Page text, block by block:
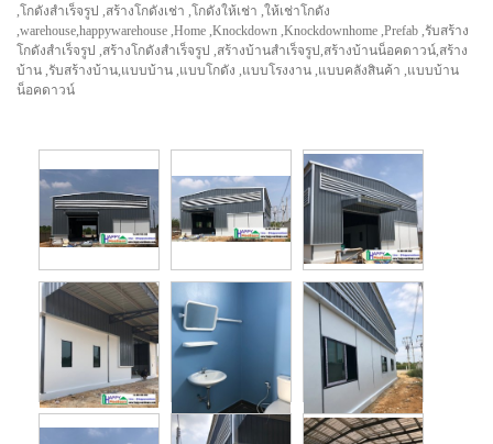
,โกดังสำเร็จรูป ,สร้างโกดังเช่า ,โกดังให้เช่า ,ให้เช่าโกดัง
,warehouse,happywarehouse ,Home ,Knockdown ,Knockdownhome ,Prefab ,รับสร้าง
โกดังสำเร็จรูป ,สร้างโกดังสำเร็จรูป ,สร้างบ้านสำเร็จรูป,สร้างบ้านน็อคดาวน์,สร้าง
บ้าน ,รับสร้างบ้าน,แบบบ้าน ,แบบโกดัง ,แบบโรงงาน ,แบบคลังสินค้า ,แบบบ้าน
น็อคดาวน์